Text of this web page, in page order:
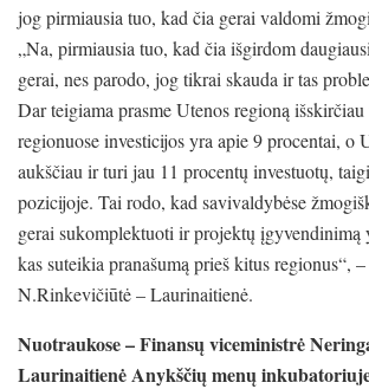
jog pirmiausia tuo, kad čia gerai valdomi
„Na, pirmiausia tuo, kad čia išgirdom
gerai, nes parodo, jog tikrai skauda ir tas
Dar teigiama prasme Utenos regioną
regionuose investicijos yra apie 9 procentai, o
aukščiau ir turi jau 11 procentų investuotų,
pozicijoje. Tai rodo, kad savivaldybėse
gerai sukomplektuoti ir projektų įgyvendinimą
kas suteikia pranašumą prieš kitus regionus“, –
N.Rinkevičiūtė – Laurinaitienė.
Nuotraukose –Finansų viceministrė
Laurinaitienė Anykščių menų